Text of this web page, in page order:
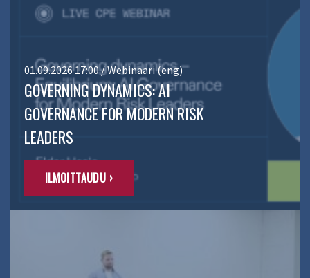
01.09.2026 17:00 / Webinaari (eng)
GOVERNING DYNAMICS: AI
GOVERNANCE FOR MODERN RISK
LEADERS
ILMOITTAUDU ›